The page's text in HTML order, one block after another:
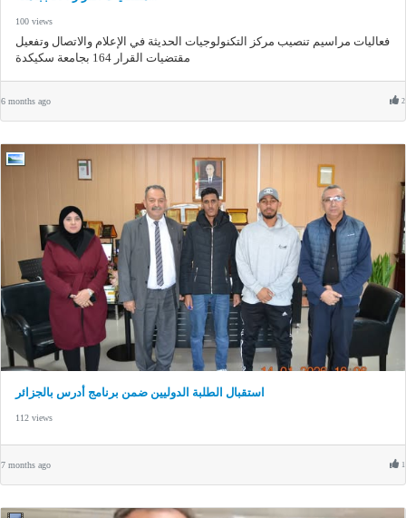
100 views
فعاليات مراسيم تنصيب مركز التكنولوجيات الحديثة في الإعلام والاتصال وتفعيل
مقتضيات القرار 164 بجامعة سكيكدة
6 months ago 2
استقبال الطلبة الدوليين ضمن برنامج أدرس بالجزائر
112 views
7 months ago 1